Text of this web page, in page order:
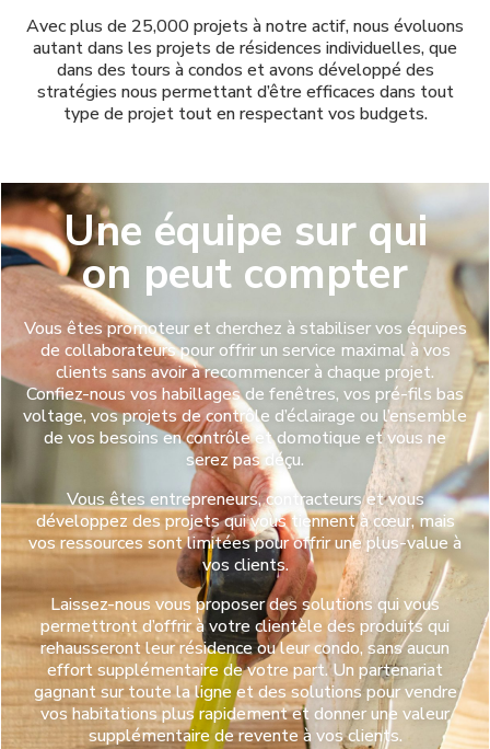
Avec plus de 25,000 projets à notre actif, nous évoluons
autant dans les projets de résidences individuelles, que
dans des tours à condos et avons développé des
stratégies nous permettant d’être efficaces dans tout
type de projet tout en respectant vos budgets.
Une équipe sur qui
on peut compter
Vous êtes promoteur et cherchez à stabiliser vos équipes
de collaborateurs pour offrir un service maximal à vos
clients sans avoir à recommencer à chaque projet.
Confiez-nous vos habillages de fenêtres, vos pré-fils bas
voltage, vos projets de contrôle d’éclairage ou l’ensemble
de vos besoins en contrôle et domotique et vous ne
serez pas déçu.
Vous êtes entrepreneurs, contracteurs et vous
développez des projets qui vous tiennent à cœur, mais
vos ressources sont limitées pour offrir une plus-value à
vos clients.
Laissez-nous vous proposer des solutions qui vous
permettront d’offrir à votre clientèle des produits qui
rehausseront leur résidence ou leur condo, sans aucun
effort supplémentaire de votre part. Un partenariat
gagnant sur toute la ligne et des solutions pour vendre
vos habitations plus rapidement et donner une valeur
supplémentaire de revente à vos clients.